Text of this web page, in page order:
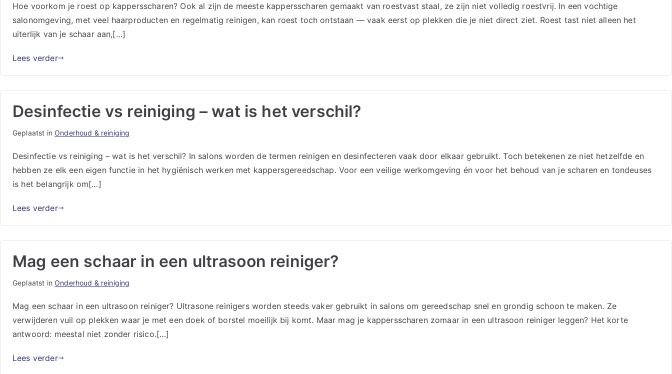
Hoe voorkom je roest op kappersscharen? Ook al zijn de meeste kappersscharen gemaakt van roestvast staal, ze zijn niet volledig roestvrij. In een vochtige
salonomgeving, met veel haarproducten en regelmatig reinigen, kan roest toch ontstaan — vaak eerst op plekken die je niet direct ziet. Roest tast niet alleen het
uiterlijk van je schaar aan,[…]
Lees verder
Desinfectie vs reiniging – wat is het verschil?
Geplaatst in Onderhoud & reiniging
Desinfectie vs reiniging – wat is het verschil? In salons worden de termen reinigen en desinfecteren vaak door elkaar gebruikt. Toch betekenen ze niet hetzelfde en
hebben ze elk een eigen functie in het hygiënisch werken met kappersgereedschap. Voor een veilige werkomgeving én voor het behoud van je scharen en tondeuses
is het belangrijk om[…]
Lees verder
Mag een schaar in een ultrasoon reiniger?
Geplaatst in Onderhoud & reiniging
Mag een schaar in een ultrasoon reiniger? Ultrasone reinigers worden steeds vaker gebruikt in salons om gereedschap snel en grondig schoon te maken. Ze
verwijderen vuil op plekken waar je met een doek of borstel moeilijk bij komt. Maar mag je kappersscharen zomaar in een ultrasoon reiniger leggen? Het korte
antwoord: meestal niet zonder risico.[…]
Lees verder